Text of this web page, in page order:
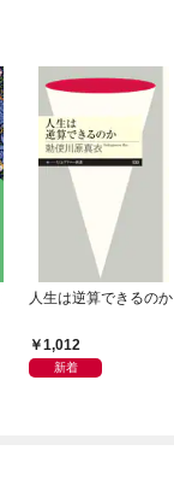
人生は逆算できるのか
1,012
新着